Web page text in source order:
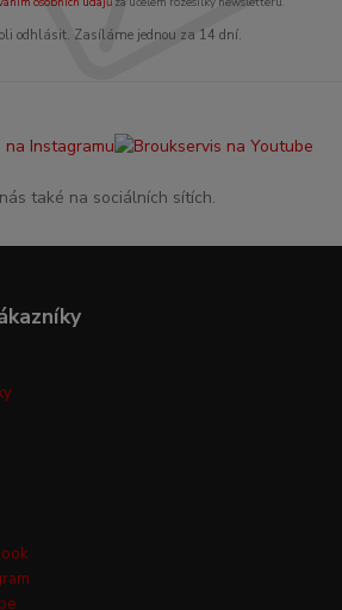
odhlásit. Zasíláme jednou za 14 dní.
také na sociálních sítích.